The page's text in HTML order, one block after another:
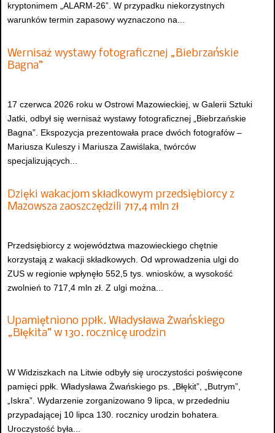
kryptonimem „ALARM-26”. W przypadku niekorzystnych
warunków termin zapasowy wyznaczono na...
Wernisaż wystawy fotograficznej „Biebrzańskie
Bagna”
17 czerwca 2026 roku w Ostrowi Mazowieckiej, w Galerii Sztuki
Jatki, odbył się wernisaż wystawy fotograficznej „Biebrzańskie
Bagna”. Ekspozycja prezentowała prace dwóch fotografów –
Mariusza Kuleszy i Mariusza Zawiślaka, twórców
specjalizujących...
Dzięki wakacjom składkowym przedsiębiorcy z
Mazowsza zaoszczędzili 717,4 mln zł
Przedsiębiorcy z województwa mazowieckiego chętnie
korzystają z wakacji składkowych. Od wprowadzenia ulgi do
ZUS w regionie wpłynęło 552,5 tys. wniosków, a wysokość
zwolnień to 717,4 mln zł. Z ulgi można...
Upamiętniono ppłk. Władysława Żwańskiego
„Błękita” w 130. rocznicę urodzin
W Widziszkach na Litwie odbyły się uroczystości poświęcone
pamięci ppłk. Władysława Żwańskiego ps. „Błękit”, „Butrym”,
„Iskra”. Wydarzenie zorganizowano 9 lipca, w przededniu
przypadającej 10 lipca 130. rocznicy urodzin bohatera.
Uroczystość była...